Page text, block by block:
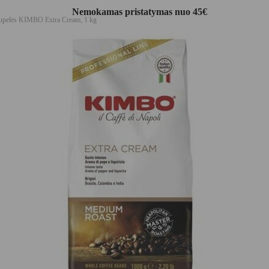
Nemokamas pristatymas nuo 45€
KIMBO Extra Cream, 1 kg